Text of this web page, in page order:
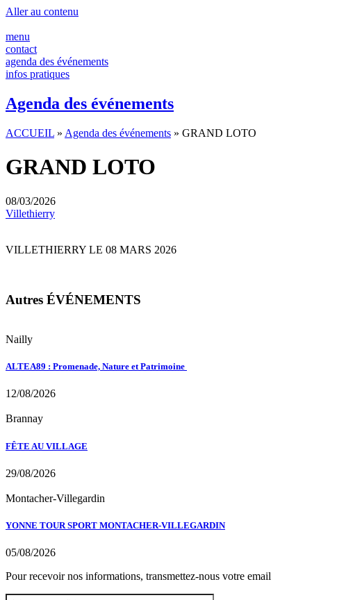
Panneau de gestion des cookies
Aller au contenu
menu
contact
agenda des événements
infos pratiques
Agenda des événements
ACCUEIL » Agenda des événements » GRAND LOTO
GRAND LOTO
08/03/2026
Villethierry
VILLETHIERRY LE 08 MARS 2026
Autres ÉVÉNEMENTS
Nailly
ALTEA89 : Promenade, Nature et Patrimoine
12/08/2026
Brannay
FÊTE AU VILLAGE
29/08/2026
Montacher-Villegardin
YONNE TOUR SPORT MONTACHER-VILLEGARDIN
05/08/2026
Pour recevoir nos informations, transmettez-nous votre email